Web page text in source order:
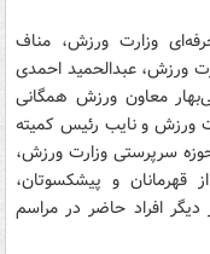
وزارت ورزش، مناف
ورزش، عبدالحمید احمدی
معاون ورزش همگانی
ورزش و نایب رئیس کمیته
سرپرستی وزارت ورزش،
و پیشکسوتان،
افراد حاضر در مراسم